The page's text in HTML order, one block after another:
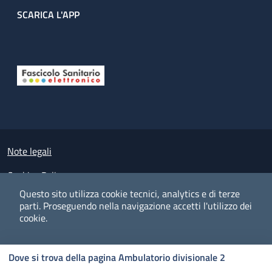
Questo sito utilizza cookie tecnici, analytics e di terze
parti. Proseguendo nella navigazione accetti l'utilizzo dei
cookie.
Dove si trova della pagina Ambulatorio divisionale 2
SCARICA L'APP
Small prints
Note legali
Cookies Policy
Policy privacy e protezione del dato personale
Albo pretorio on-line
Dichiarazione di accessibilità